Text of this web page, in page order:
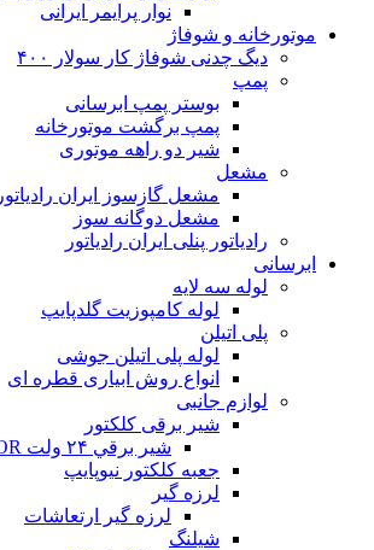
نوار پرایمر ایرانی
موتورخانه و شوفاژ
دیگ چدنی شوفاژ کار سولار ۴۰۰
پمپ
بوستر پمپ ابرسانی
پمپ برگشت موتورخانه
شیر دو راهه موتوری
مشعل
مشعل گازسوز ایران رادیاتور
مشعل دوگانه سوز
رادیاتور پنلی ایران رادیاتور
ابرسانی
لوله سه لایه
لوله کامپوزیت گلدپایپ
پلی اتیلن
لوله پلی اتیلن جوشی
انواع روش ابیاری قطره ای
لوازم جانبی
شیر برقی کلکتور
شير برقي ۲۴ ولت UPONOR سوپرپکس
جعبه کلکتور نیوپایپ
لرزه گیر
لرزه گیر ارتعاشات
شیلنگ